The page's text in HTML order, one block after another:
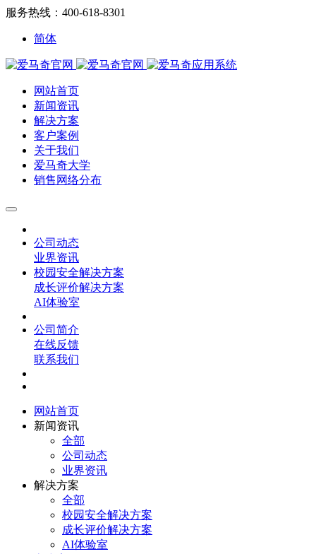
服务热线：400-618-8301
简体
网站首页
新闻资讯
解决方案
客户案例
关于我们
爱马奇大学
销售网络分布
公司动态
业界资讯
校园安全解决方案
成长评价解决方案
AI体验室
公司简介
在线反馈
联系我们
网站首页
新闻资讯
全部
公司动态
业界资讯
解决方案
全部
校园安全解决方案
成长评价解决方案
AI体验室